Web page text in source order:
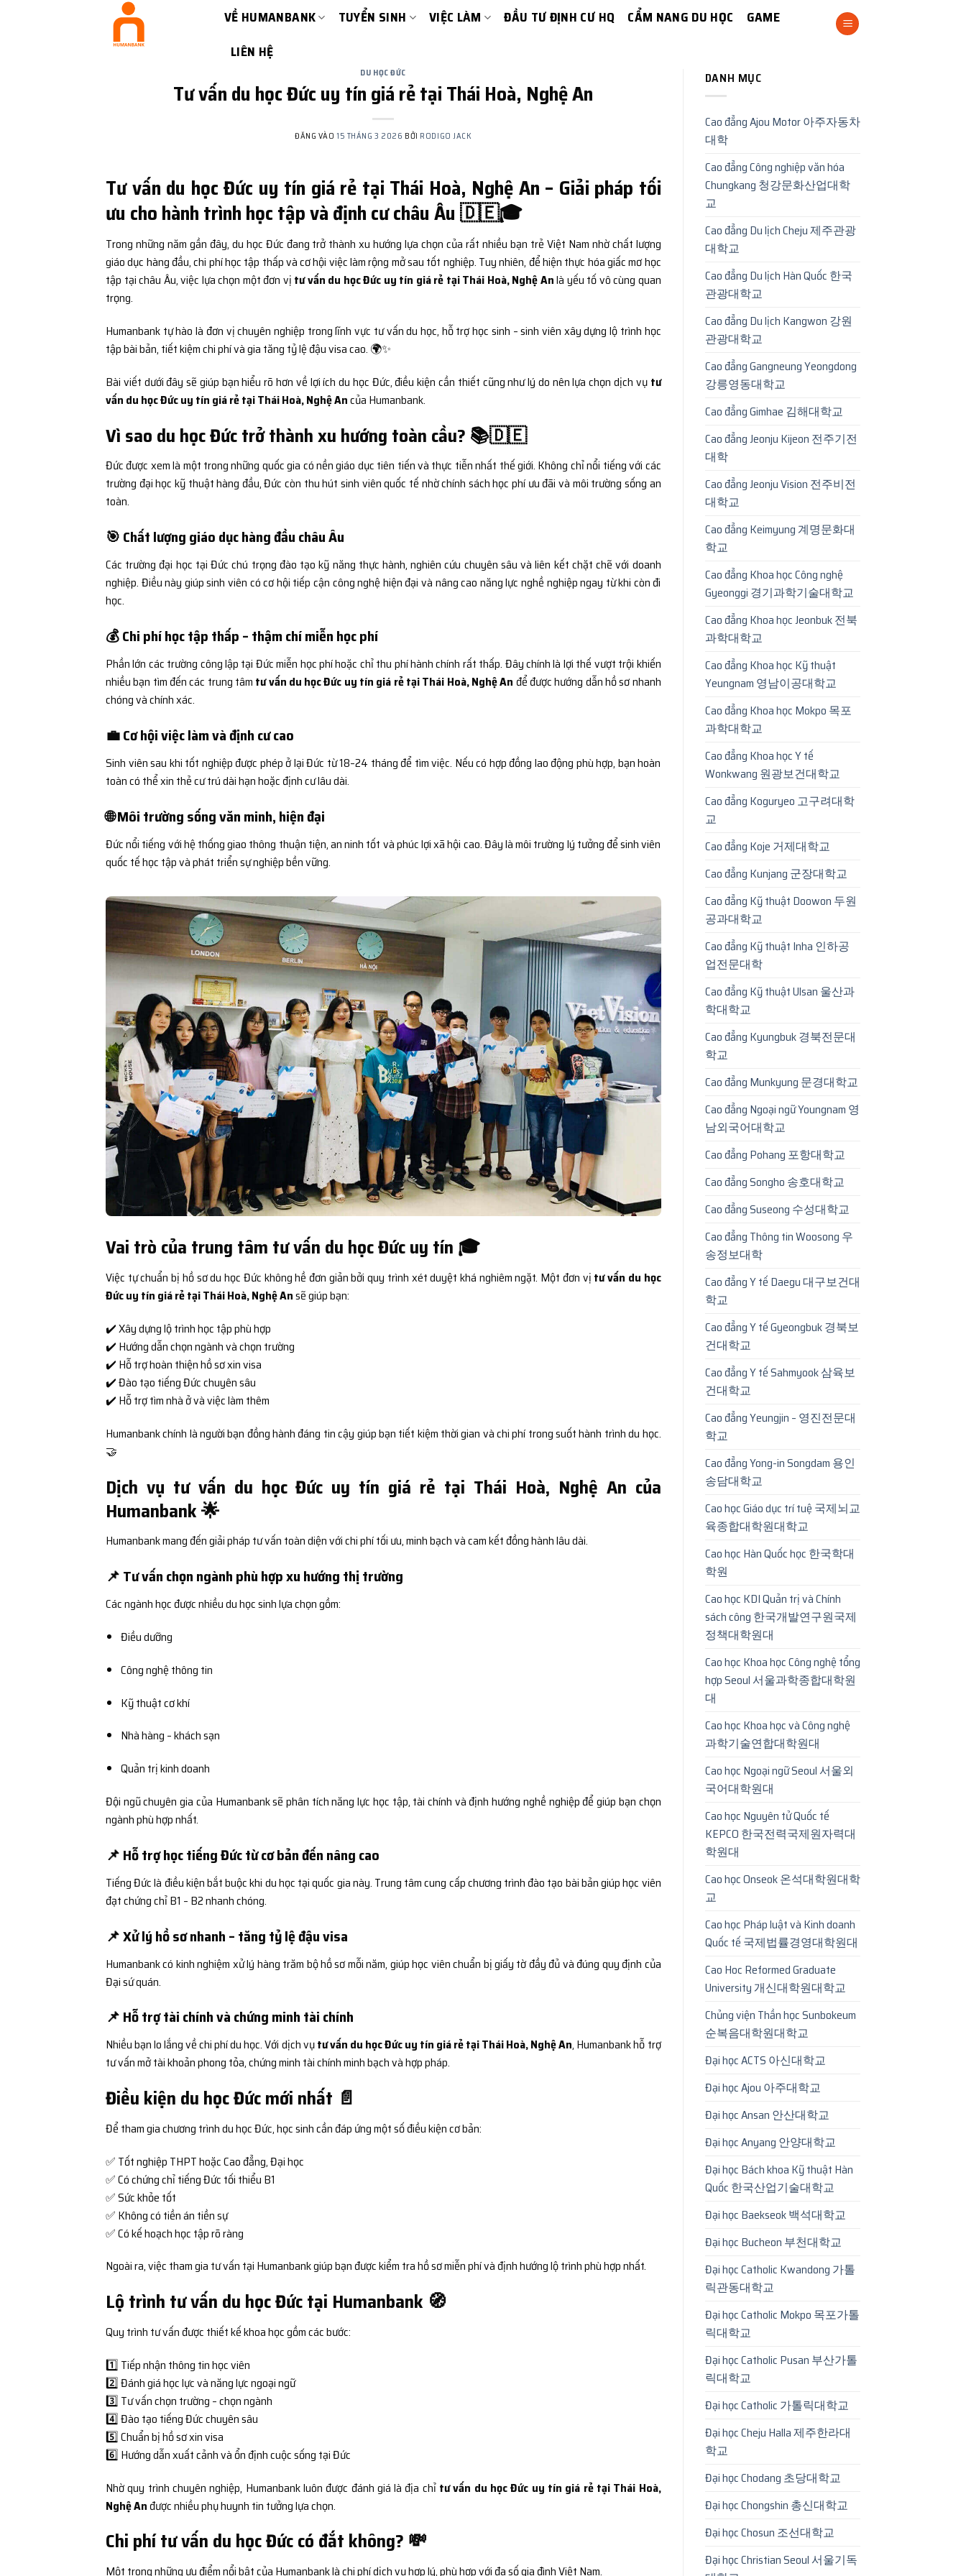
VỀ HUMANBANK TUYỂN SINH VIỆC LÀM ĐẦU TƯ ĐỊNH CƯ HQ CẨM NANG DU HỌC
GAME
LIÊN HỆ
DU HỌC ĐỨC
Tư vấn du học Đức uy tín giá rẻ tại Thái Hoà, Nghệ An
ĐĂNG VÀO15 THÁNG 3 2026 BỞI RODIGO JACK
Tư vấn du học Đức uy tín giá rẻ tại Thái Hoà, Nghệ An – Giải pháp tối
ưu cho hành trình học tập và định cư châu Âu 🇩🇪🎓
Trong những năm gần đây, du học Đức đang trở thành xu hướng lựa chọn của rất nhiều bạn trẻ Việt Nam nhờ chất lượng
giáo dục hàng đầu, chi phí học tập thấp và cơ hội việc làm rộng mở sau tốt nghiệp. Tuy nhiên, để hiện thực hóa giấc mơ học
tập tại châu Âu, việc lựa chọn một đơn vị tư vấn du học Đức uy tín giá rẻ tại Thái Hoà, Nghệ Anlà yếu tố vô cùng quan
trọng.
Humanbank tự hào là đơn vị chuyên nghiệp trong lĩnh vực tư vấn du học, hỗ trợ học sinh – sinh viên xây dựng lộ trình học
tập bài bản, tiết kiệm chi phí và gia tăng tỷ lệ đậu visa cao. 🌍✨
Bài viết dưới đây sẽ giúp bạn hiểu rõ hơn về lợi ích du học Đức, điều kiện cần thiết cũng như lý do nên lựa chọn dịch vụ tư
vấn du học Đức uy tín giá rẻ tại Thái Hoà, Nghệ Ancủa Humanbank.
Vì sao du học Đức trở thành xu hướng toàn cầu? 📚🇩🇪
Đức được xem là một trong những quốc gia có nền giáo dục tiên tiến và thực tiễn nhất thế giới. Không chỉ nổi tiếng với các
trường đại học kỹ thuật hàng đầu, Đức còn thu hút sinh viên quốc tế nhờ chính sách học phí ưu đãi và môi trường sống an
toàn.
🎯 Chất lượng giáo dục hàng đầu châu Âu
Các trường đại học tại Đức chú trọng đào tạo kỹ năng thực hành, nghiên cứu chuyên sâu và liên kết chặt chẽ với doanh
nghiệp. Điều này giúp sinh viên có cơ hội tiếp cận công nghệ hiện đại và nâng cao năng lực nghề nghiệp ngay từ khi còn đi
học.
💰 Chi phí học tập thấp – thậm chí miễn học phí
Phần lớn các trường công lập tại Đức miễn học phí hoặc chỉ thu phí hành chính rất thấp. Đây chính là lợi thế vượt trội khiến
nhiều bạn tìm đến các trung tâm tư vấn du học Đức uy tín giá rẻ tại Thái Hoà, Nghệ An để được hướng dẫn hồ sơ nhanh
chóng và chính xác.
💼 Cơ hội việc làm và định cư cao
Sinh viên sau khi tốt nghiệp được phép ở lại Đức từ 18–24 tháng để tìm việc. Nếu có hợp đồng lao động phù hợp, bạn hoàn
toàn có thể xin thẻ cư trú dài hạn hoặc định cư lâu dài.
🌐 Môi trường sống văn minh, hiện đại
Đức nổi tiếng với hệ thống giao thông thuận tiện, an ninh tốt và phúc lợi xã hội cao. Đây là môi trường lý tưởng để sinh viên
quốc tế học tập và phát triển sự nghiệp bền vững.
Vai trò của trung tâm tư vấn du học Đức uy tín 🎓
Việc tự chuẩn bị hồ sơ du học Đức không hề đơn giản bởi quy trình xét duyệt khá nghiêm ngặt. Một đơn vị tư vấn du học
Đức uy tín giá rẻ tại Thái Hoà, Nghệ Ansẽ giúp bạn:
✔️ Xây dựng lộ trình học tập phù hợp
✔️ Hướng dẫn chọn ngành và chọn trường
✔️ Hỗ trợ hoàn thiện hồ sơ xin visa
✔️ Đào tạo tiếng Đức chuyên sâu
✔️ Hỗ trợ tìm nhà ở và việc làm thêm
Humanbank chính là người bạn đồng hành đáng tin cậy giúp bạn tiết kiệm thời gian và chi phí trong suốt hành trình du học.
🤝
Dịch vụ tư vấn du học Đức uy tín giá rẻ tại Thái Hoà, Nghệ An của
Humanbank 🌟
Humanbank mang đến giải pháp tư vấn toàn diện với chi phí tối ưu, minh bạch và cam kết đồng hành lâu dài.
📌 Tư vấn chọn ngành phù hợp xu hướng thị trường
Các ngành học được nhiều du học sinh lựa chọn gồm:
Điều dưỡng
Công nghệ thông tin
Kỹ thuật cơ khí
Nhà hàng – khách sạn
Quản trị kinh doanh
Đội ngũ chuyên gia của Humanbank sẽ phân tích năng lực học tập, tài chính và định hướng nghề nghiệp để giúp bạn chọn
ngành phù hợp nhất.
📌 Hỗ trợ học tiếng Đức từ cơ bản đến nâng cao
Tiếng Đức là điều kiện bắt buộc khi du học tại quốc gia này. Trung tâm cung cấp chương trình đào tạo bài bản giúp học viên
đạt chứng chỉ B1 – B2 nhanh chóng.
📌 Xử lý hồ sơ nhanh – tăng tỷ lệ đậu visa
Humanbank có kinh nghiệm xử lý hàng trăm bộ hồ sơ mỗi năm, giúp học viên chuẩn bị giấy tờ đầy đủ và đúng quy định của
Đại sứ quán.
📌 Hỗ trợ tài chính và chứng minh tài chính
Nhiều bạn lo lắng về chi phí du học. Với dịch vụtư vấn du học Đức uy tín giá rẻ tại Thái Hoà, Nghệ An, Humanbank hỗ trợ
tư vấn mở tài khoản phong tỏa, chứng minh tài chính minh bạch và hợp pháp.
Điều kiện du học Đức mới nhất 📄
Để tham gia chương trình du học Đức, học sinh cần đáp ứng một số điều kiện cơ bản:
✅ Tốt nghiệp THPT hoặc Cao đẳng, Đại học
✅ Có chứng chỉ tiếng Đức tối thiểu B1
✅ Sức khỏe tốt
✅ Không có tiền án tiền sự
✅ Có kế hoạch học tập rõ ràng
Ngoài ra, việc tham gia tư vấn tại Humanbank giúp bạn được kiểm tra hồ sơ miễn phí và định hướng lộ trình phù hợp nhất.
Lộ trình tư vấn du học Đức tại Humanbank 🧭
Quy trình tư vấn được thiết kế khoa học gồm các bước:
1️⃣ Tiếp nhận thông tin học viên
2️⃣ Đánh giá học lực và năng lực ngoại ngữ
3️⃣ Tư vấn chọn trường – chọn ngành
4️⃣ Đào tạo tiếng Đức chuyên sâu
5️⃣ Chuẩn bị hồ sơ xin visa
6️⃣ Hướng dẫn xuất cảnh và ổn định cuộc sống tại Đức
Nhờ quy trình chuyên nghiệp, Humanbank luôn được đánh giá là địa chỉ tư vấn du học Đức uy tín giá rẻ tại Thái Hoà,
Nghệ Anđược nhiều phụ huynh tin tưởng lựa chọn.
Chi phí tư vấn du học Đức có đắt không? 💸
Một trong những ưu điểm nổi bật của Humanbank là chi phí dịch vụ hợp lý, phù hợp với đa số gia đình Việt Nam.
DANH MỤC
Cao đẳng Ajou Motor 아주자동차
대학
Cao đẳng Công nghiệp văn hóa
Chungkang 청강문화산업대학
교
Cao đẳng Du lịch Cheju 제주관광
대학교
Cao đẳng Du lịch Hàn Quốc 한국
관광대학교
Cao đẳng Du lịch Kangwon 강원
관광대학교
Cao đẳng Gangneung Yeongdong
강릉영동대학교
Cao đẳng Gimhae 김해대학교
Cao đẳng Jeonju Kijeon 전주기전
대학
Cao đẳng Jeonju Vision 전주비전
대학교
Cao đẳng Keimyung 계명문화대
학교
Cao đẳng Khoa học Công nghệ
Gyeonggi 경기과학기술대학교
Cao đẳng Khoa học Jeonbuk 전북
과학대학교
Cao đẳng Khoa học Kỹ thuật
Yeungnam 영남이공대학교
Cao đẳng Khoa học Mokpo 목포
과학대학교
Cao đẳng Khoa học Y tế
Wonkwang 원광보건대학교
Cao đẳng Koguryeo 고구려대학
교
Cao đẳng Koje 거제대학교
Cao đẳng Kunjang 군장대학교
Cao đẳng Kỹ thuật Doowon 두원
공과대학교
Cao đẳng Kỹ thuật Inha 인하공
업전문대학
Cao đẳng Kỹ thuật Ulsan 울산과
학대학교
Cao đẳng Kyungbuk 경북전문대
학교
Cao đẳng Munkyung 문경대학교
Cao đẳng Ngoại ngữ Youngnam 영
남외국어대학교
Cao đẳng Pohang 포항대학교
Cao đẳng Songho 송호대학교
Cao đẳng Suseong 수성대학교
Cao đẳng Thông tin Woosong 우
송정보대학
Cao đẳng Y tế Daegu 대구보건대
학교
Cao đẳng Y tế Gyeongbuk 경북보
건대학교
Cao đẳng Y tế Sahmyook 삼육보
건대학교
Cao đẳng Yeungjin – 영진전문대
학교
Cao đẳng Yong-in Songdam 용인
송담대학교
Cao học Giáo dục trí tuệ 국제뇌교
육종합대학원대학교
Cao học Hàn Quốc học 한국학대
학원
Cao học KDI Quản trị và Chính
sách công 한국개발연구원국제
정책대학원대
Cao học Khoa học Công nghệ tổng
hợp Seoul 서울과학종합대학원
대
Cao học Khoa học và Công nghệ
과학기술연합대학원대
Cao học Ngoại ngữ Seoul 서울외
국어대학원대
Cao học Nguyên tử Quốc tế
KEPCO 한국전력국제원자력대
학원대
Cao học Onseok 온석대학원대학
교
Cao học Pháp luật và Kinh doanh
Quốc tế 국제법률경영대학원대
Cao Hoc Reformed Graduate
University 개신대학원대학교
Chủng viện Thần học Sunbokeum
순복음대학원대학교
Đại học ACTS 아신대학교
Đại học Ajou 아주대학교
Đại học Ansan 안산대학교
Đại học Anyang 안양대학교
Đại học Bách khoa Kỹ thuật Hàn
Quốc 한국산업기술대학교
Đại học Baekseok 백석대학교
Đại học Bucheon 부천대학교
Đại học Catholic Kwandong 가톨
릭관동대학교
Đại học Catholic Mokpo 목포가톨
릭대학교
Đại học Catholic Pusan 부산가톨
릭대학교
Đại học Catholic 가톨릭대학교
Đại học Cheju Halla 제주한라대
학교
Đại học Chodang 초당대학교
Đại học Chongshin 총신대학교
Đại học Chosun 조선대학교
Đại học Christian Seoul 서울기독